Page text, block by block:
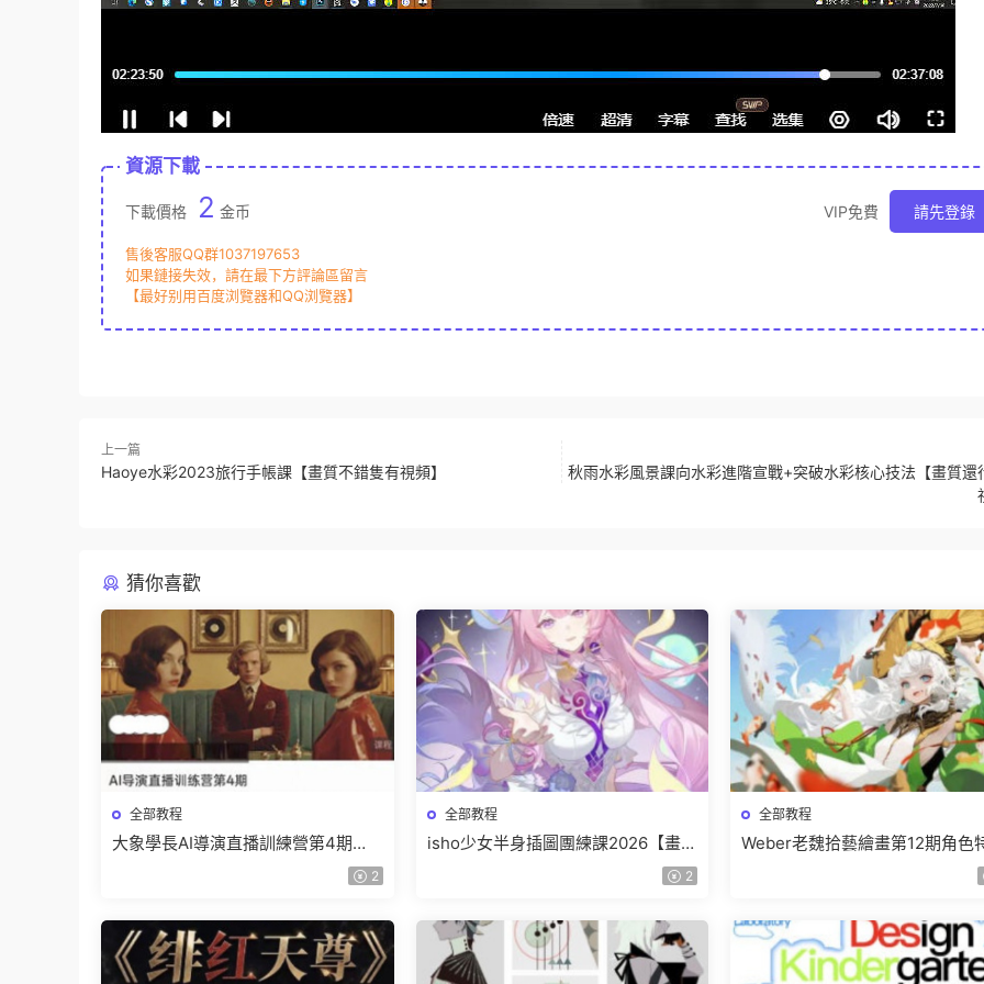
資源下載
下載價格 2 金币 VIP免費 請先登錄
售後客服QQ群1037197653
如果鏈接失效，請在最下方評論區留言
【最好别用百度浏覽器和QQ浏覽器】
上一篇
Haoye水彩2023旅行手帳課【畫質不錯隻有視頻】
秋雨水彩風景課向水彩進階宣戰+突破水彩核心技法【畫質還
猜你喜歡
全部教程
大象學長AI導演直播訓練營第4期
2
全部教程
isho少女半身插圖團練課2026【畫質
2
全部教程
Weber老魏拾藝繪畫第12期角色